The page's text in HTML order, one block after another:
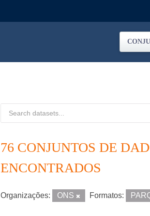
76 CONJUNTOS DE
ENCONTRADOS
Organizações: ONS Formatos: